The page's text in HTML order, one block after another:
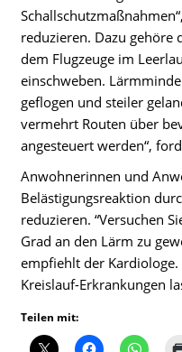
reduzieren. Dazu gehöre
dem Flugzeuge im
einschweben.
geflogen und steiler
vermehrt Routen über
angesteuert werden“,
Anwohnerinnen und
Belästigungsreaktion
reduzieren. “Versuchen
Grad an den Lärm zu
empfiehlt der
Kreislauf-Erkrankungen
Teilen mit: